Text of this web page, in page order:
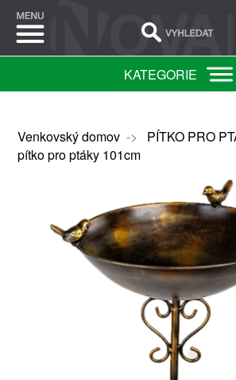
KATEGORIE
Venkovský domov-> PÍTKO PRO
pítko pro ptáky 101cm